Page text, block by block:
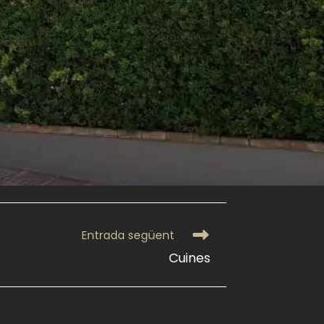
Entrada següent
Cuines